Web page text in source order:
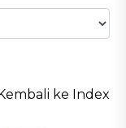
Kembali ke Index